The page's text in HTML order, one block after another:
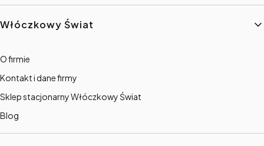
Włóczkowy Świat
O firmie
Kontakt i dane firmy
Sklep stacjonarny Włóczkowy Świat
Blog